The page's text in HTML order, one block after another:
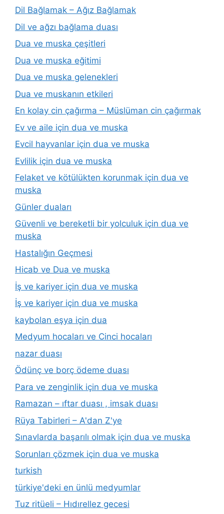
Dil Bağlamak – Ağız Bağlamak
Dil ve ağzı bağlama duası
Dua ve muska çeşitleri
Dua ve muska eğitimi
Dua ve muska gelenekleri
Dua ve muskanın etkileri
En kolay cin çağırma – Müslüman cin çağırmak
Ev ve aile için dua ve muska
Evcil hayvanlar için dua ve muska
Evlilik için dua ve muska
Felaket ve kötülükten korunmak için dua ve
muska
Günler duaları
Güvenli ve bereketli bir yolculuk için dua ve
muska
Hastalığın Geçmesi
Hicab ve Dua ve muska
İş ve kariyer için dua ve muska
İş ve kariyer için dua ve muska
kaybolan eşya için dua
Medyum hocaları ve Cinci hocaları
nazar duası
Ödünç ve borç ödeme duası
Para ve zenginlik için dua ve muska
Ramazan – ıftar duası , imsak duası
Rüya Tabirleri – A'dan Z'ye
Sınavlarda başarılı olmak için dua ve muska
Sorunları çözmek için dua ve muska
turkish
türkiye'deki en ünlü medyumlar
Tuz ritüeli – Hıdırellez gecesi